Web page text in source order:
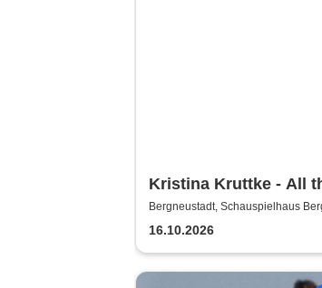
Kristina Kruttke - All
Jaazz!
Bergneustadt, Schauspielhaus
16.10.2026